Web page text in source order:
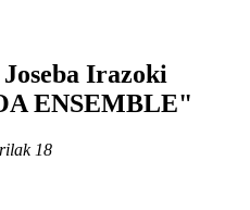
Irazoki
ENSEMBLE"
18